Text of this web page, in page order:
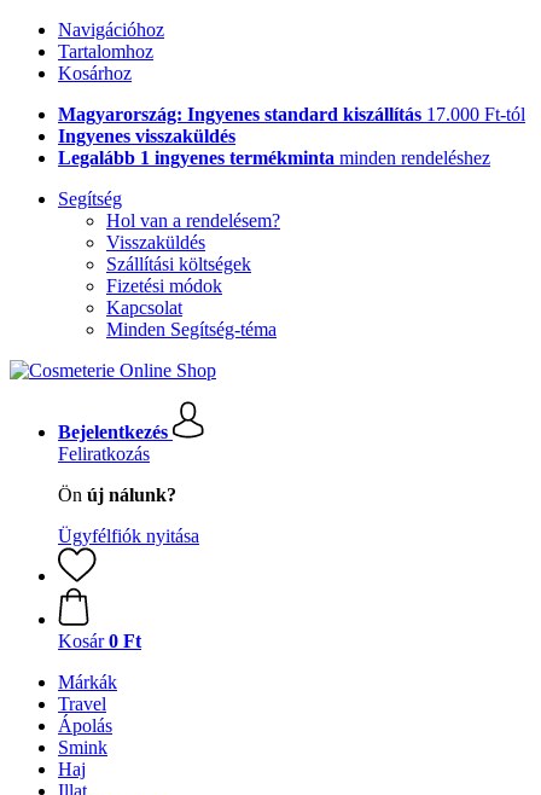
Navigációhoz
Tartalomhoz
Kosárhoz
Magyarország: Ingyenes standard kiszállítás 17.000 Ft-tól
Ingyenes visszaküldés
Legalább 1 ingyenes termékminta minden rendeléshez
Segítség
Hol van a rendelésem?
Visszaküldés
Szállítási költségek
Fizetési módok
Kapcsolat
Minden Segítség-téma
Bejelentkezés
Feliratkozás
Ön új nálunk?
Ügyfélfiók nyitása
Kosár 0 Ft
Márkák
Travel
Ápolás
Smink
Haj
Illat